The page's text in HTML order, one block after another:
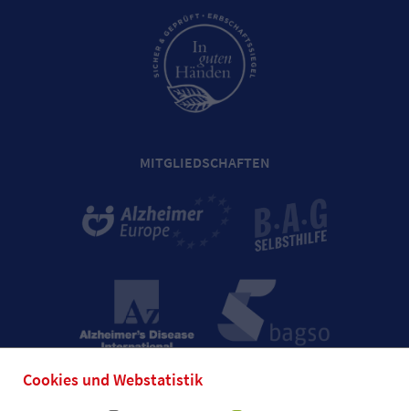
Cookies und Webstatistik
MITGLIEDSCHAFTEN